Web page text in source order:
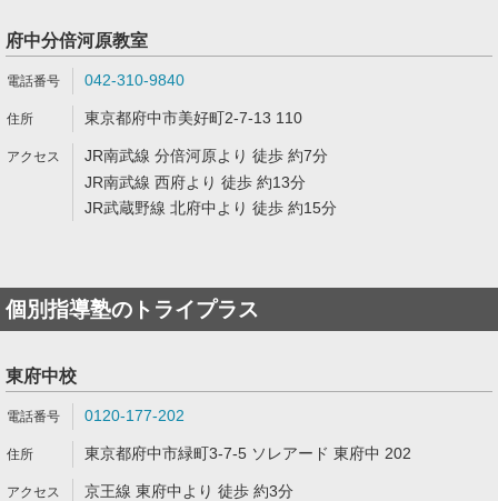
府中分倍河原教室
042-310-9840
東京都府中市美好町2-7-13 110
JR南武線 分倍河原より 徒歩 約7分
JR南武線 西府より 徒歩 約13分
JR武蔵野線 北府中より 徒歩 約15分
個別指導塾のトライプラス
東府中校
0120-177-202
東京都府中市緑町3-7-5 ソレアード 東府中 202
京王線 東府中より 徒歩 約3分